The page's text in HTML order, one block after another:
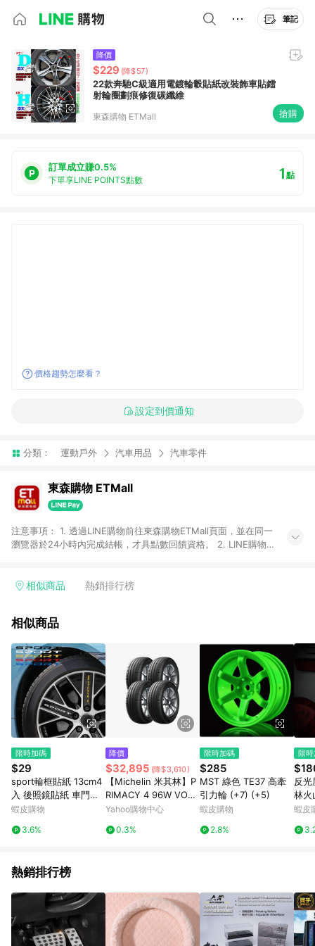
筆記
降價
$229 (降$57)
22款奔馳C級適用電鍍輪轂貼紙改裝飾車貼鐳
射輪圈劃痕修復碳纖維
東森購物 ETMall 搶購
訂單成立賺0.5%
下單享LINE POINTS點數 1點
價格趨勢怎麼看？
設定到價通知
分類： 運動戶外 汽車用品 汽車零件
東森購物 ETMall
注意事項： 1. 透過LINE購物前往東森購物ETMall頁面，並在同一
瀏覽器於24小時內完成結帳，才具點數回饋資格。 2. LINE購物
單，皆不在點數回饋範圍內。 3. 如購買以下類別商品，將無法獲
球嚴選、商城、專案商品、「草莓網」全館商品。 4. 如取消訂
回饋。 5. 點數回饋會扣除所有折扣優惠後之最終發票金額計算，
實際回饋請依LINE購物通知為主。 6. 訂單如有使用東森購物
ETMall站內之折扣優惠(包含但不限於東森幣、樂透金、東森現金
券等)，不具點數回饋資格。詳細請依東森購物ETMall之結帳頁面
顯示為準。 7. LINE購物設有「單一商品最高回饋點數」機制(特
殊活動時開放「回饋無上限」)，以同一訂單中同一商品不論件數
計算，並依訂單成立時間當下LINE購物所設定的回饋機制為準。
如顯示之商品規格、顏色、價位、贈品與東森購物ETMall銷售網
頁不符，以銷售網頁標示為準。 9. 若有贈點爭議，請務必於訂單
日期+180天以內至LINE購物客服洽詢；若超過180天(含)以上進
行申訴，恕無法贈點回饋。 10. 部分點數紅包僅限指定商品使
用，或不適用於無回饋商品。各點數紅包之適用商品與使用條件
請依點數紅包頁面規則為準。
相似商品 熱銷排行榜
相似商品
限時加碼
$29
sport輪框貼紙 13cm4
入 後照鏡貼紙 車門把
手貼 汽車貼紙 輪圈貼
0409】普特汽車精品
蝦皮購物
3.6%
降價
$32,895 (降$3,610)
【Michelin 米其林】P
RIMACY 4 96W VOL
高性能輪胎_235/40/1
麗屋)
Yahoo購物中心
0.3%
限時加碼
$285
MST 綠色 TE37 高牽
引力輪 (+7) (+5)
蝦皮購物
2.8%
限
反
林火
車貼
水貼
蝦皮
熱銷排行榜